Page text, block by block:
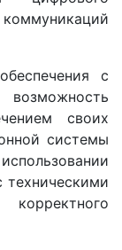
с
своих
системы
техническими